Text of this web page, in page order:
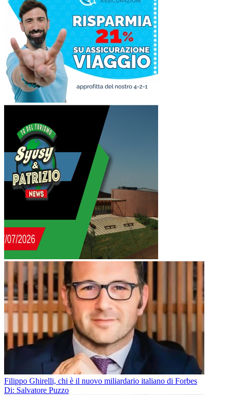
Filippo Ghirelli, chi è il nuovo miliardario italiano di Forbes
Di: Salvatore Puzzo